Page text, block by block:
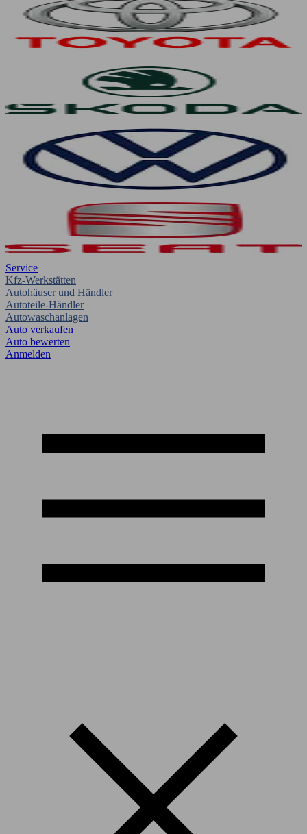
Service
Kfz-Werkstätten
Autohäuser und Händler
Autoteile-Händler
Autowaschanlagen
Auto verkaufen
Auto bewerten
Anmelden